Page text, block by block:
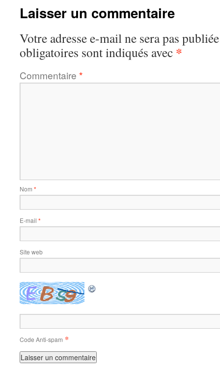
Laisser un commentaire
Votre adresse e-mail ne sera pas
obligatoires sont indiqués avec *
Commentaire *
Nom *
E-mail *
Site web
Code Anti-spam *